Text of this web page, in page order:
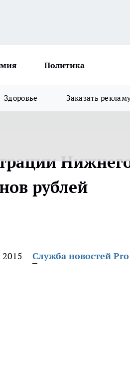
Политика
Здоровье Заказать
рублей
2015
Служба новостей